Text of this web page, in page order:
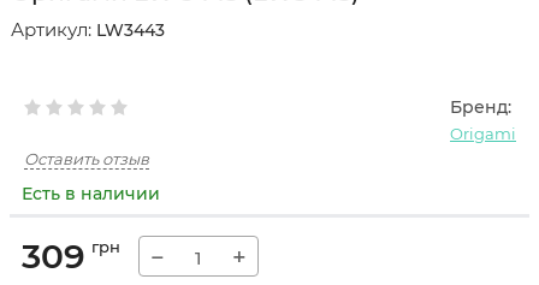
Артикул: LW3443
Бренд:
Origami
Оставить отзыв
Есть в наличии
309 грн − +